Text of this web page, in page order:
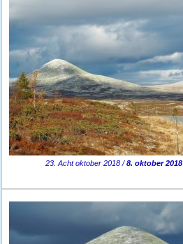
23. Acht oktober 2018 /8. oktober 2018